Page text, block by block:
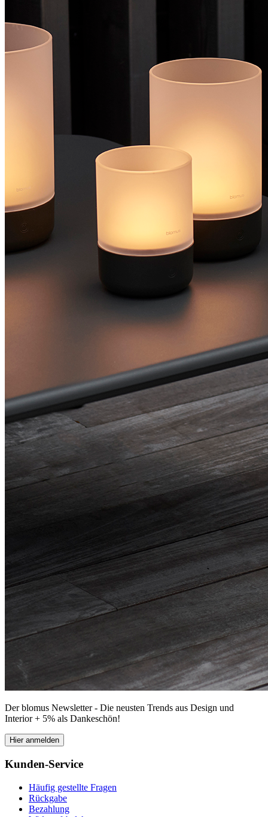
Der blomus Newsletter - Die neusten Trends aus Design und
Interior + 5% als Dankeschön!
Hier anmelden
Kunden-Service
Häufig gestellte Fragen
Rückgabe
Bezahlung